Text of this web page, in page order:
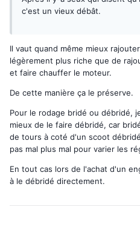
c'est un vieux débât.
Il vaut quand même mieux
légèrement plus riche que de
et faire chauffer le moteur.
De cette manière ça le préserve.
Pour le rodage bridé ou débridé,
mieux de le faire débridé, car
de tours à coté d'un scoot
pas mal plus mal pour varier les
En tout cas lors de l'achat d'un
à le débridé directement.